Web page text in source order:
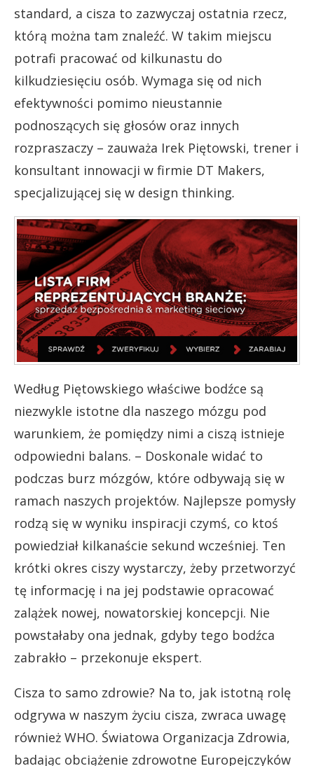
standard, a cisza to zazwyczaj ostatnia rzecz,
którą można tam znaleźć. W takim miejscu
potrafi pracować od kilkunastu do
kilkudziesięciu osób. Wymaga się od nich
efektywności pomimo nieustannie
podnoszących się głosów oraz innych
rozpraszaczy – zauważa Irek Piętowski, trener i
konsultant innowacji w firmie DT Makers,
specjalizującej się w design thinking.
Według Piętowskiego właściwe bodźce są
niezwykle istotne dla naszego mózgu pod
warunkiem, że pomiędzy nimi a ciszą istnieje
odpowiedni balans. – Doskonale widać to
podczas burz mózgów, które odbywają się w
ramach naszych projektów. Najlepsze pomysły
rodzą się w wyniku inspiracji czymś, co ktoś
powiedział kilkanaście sekund wcześniej. Ten
krótki okres ciszy wystarczy, żeby przetworzyć
tę informację i na jej podstawie opracować
zalążek nowej, nowatorskiej koncepcji. Nie
powstałaby ona jednak, gdyby tego bodźca
zabrakło – przekonuje ekspert.
Cisza to samo zdrowie? Na to, jak istotną rolę
odgrywa w naszym życiu cisza, zwraca uwagę
również WHO. Światowa Organizacja Zdrowia,
badając obciążenie zdrowotne Europejczyków